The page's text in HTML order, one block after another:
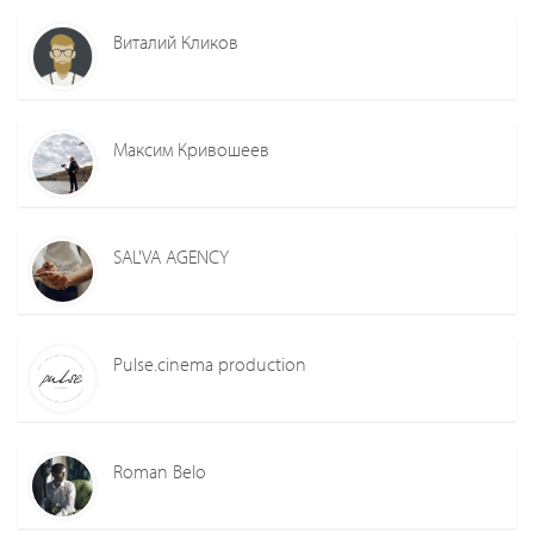
Виталий Кликов
Максим Кривошеев
SAL'VA AGENCY
Pulse.cinema production
Roman Belo